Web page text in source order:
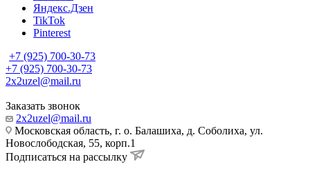
Яндекс.Дзен
TikTok
Pinterest
+7 (925) 700-30-73
+7 (925) 700-30-73
2x2uzel@mail.ru
Заказать звонок
2x2uzel@mail.ru
Московская область, г. о. Балашиха, д. Соболиха, ул.
Новослободская, 55, корп.1
Подписаться на рассылку